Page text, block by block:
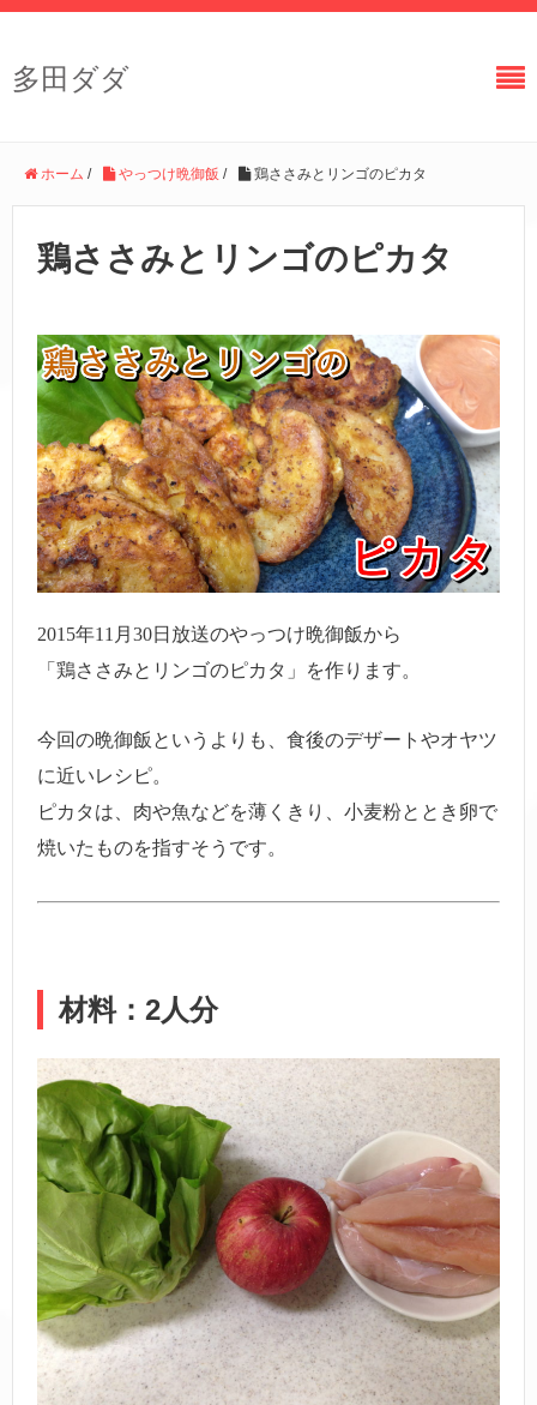
多田ダダ
ホーム / やっつけ晩御飯 / 鶏ささみとリンゴのピカタ
鶏ささみとリンゴのピカタ
2015年11月30日放送のやっつけ晩御飯から
「鶏ささみとリンゴのピカタ」を作ります。
今回の晩御飯というよりも、食後のデザートやオヤツ
に近いレシピ。
ピカタは、肉や魚などを薄くきり、小麦粉ととき卵で
焼いたものを指すそうです。
材料：2人分